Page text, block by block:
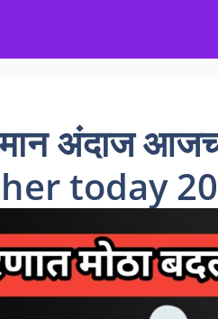
अंदाज
today